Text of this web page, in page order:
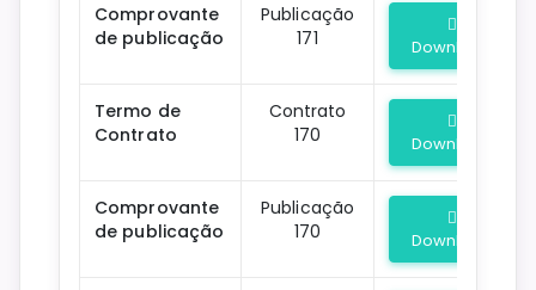
Comprovante
de publicação
Publicação
171
Download
Termo de
Contrato
Contrato
170
Download
Comprovante
de publicação
Publicação
170
Download